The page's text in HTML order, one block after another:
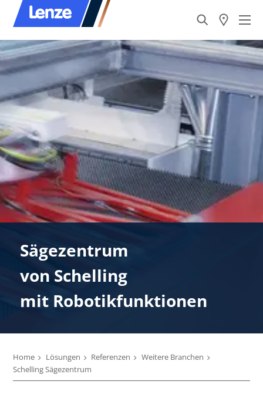
Sägezentrum
von Schelling
mit Robotik­funktionen
Home Lösungen Referenzen
Weitere Branchen
Schelling Sägezentrum